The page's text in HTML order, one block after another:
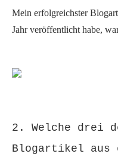
Mein erfolgreichster
Jahr veröffentlicht habe,
2. Welche drei
Blogartikel aus